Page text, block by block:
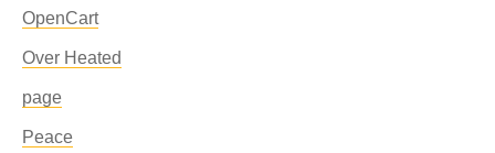
OpenCart
Over Heated
page
Peace